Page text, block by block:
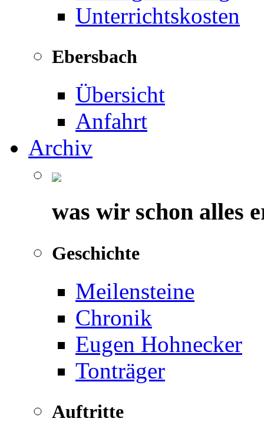
Unterrichtskosten
Ebersbach
Übersicht
Anfahrt
Archiv
was wir schon alles
Geschichte
Meilensteine
Chronik
Eugen Hohnecker
Tonträger
Auftritte